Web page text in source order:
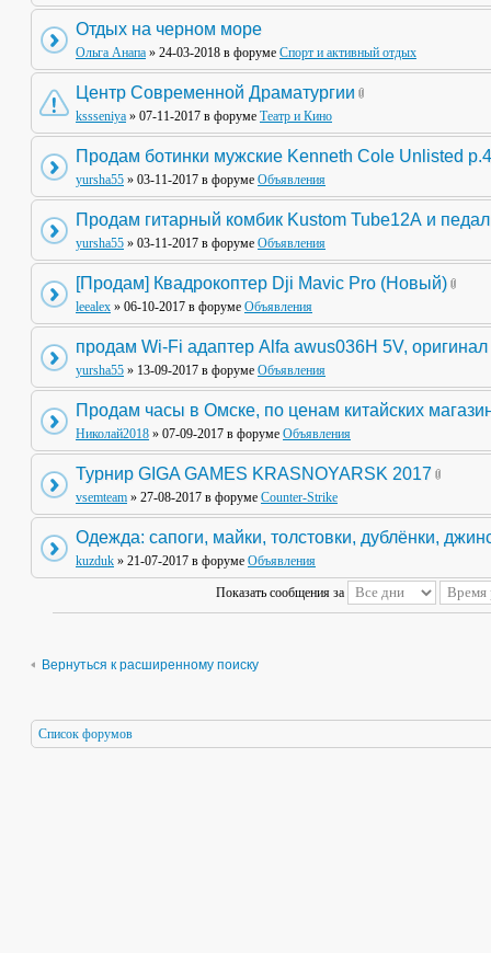
Отдых на черном море
Ольга Анапа » 24-03-2018 в форуме Спорт и активный отдых
Центр Современной Драматургии
kssseniya » 07-11-2017 в форуме Театр и Кино
Продам ботинки мужские Kenneth Cole Unlisted
yursha55 » 03-11-2017 в форуме Объявления
Продам гитарный комбик Kustom Tube12А и
yursha55 » 03-11-2017 в форуме Объявления
[Продам] Квадрокоптер Dji Mavic Pro (Новый)
leealex » 06-10-2017 в форуме Объявления
продам Wi-Fi адаптер Alfa awus036H 5V, оригинал
yursha55 » 13-09-2017 в форуме Объявления
Продам часы в Омске, по ценам китайских
Николай2018 » 07-09-2017 в форуме Объявления
Турнир GIGA GAMES KRASNOYARSK 2017
vsemteam » 27-08-2017 в форуме Counter-Strike
Одежда: сапоги, майки, толстовки, дублёнки,
kuzduk » 21-07-2017 в форуме Объявления
Показать сообщения за
Вернуться к расширенному поиску
Список форумов